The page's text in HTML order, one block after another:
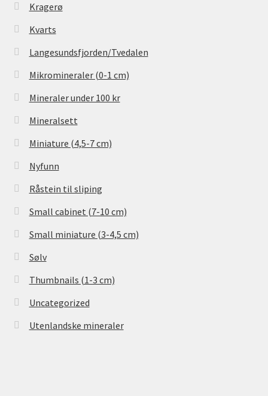
Kragerø
Kvarts
Langesundsfjorden/Tvedalen
Mikromineraler (0-1 cm)
Mineraler under 100 kr
Mineralsett
Miniature (4,5-7 cm)
Nyfunn
Råstein til sliping
Small cabinet (7-10 cm)
Small miniature (3-4,5 cm)
Sølv
Thumbnails (1-3 cm)
Uncategorized
Utenlandske mineraler